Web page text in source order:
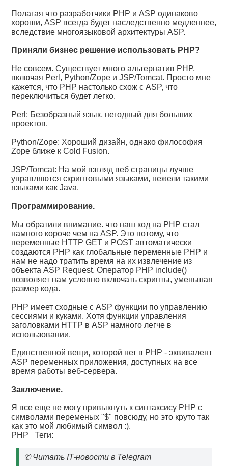
Полагая что разработчики PHP и ASP одинаково
хороши, ASP всегда будет наследственно медленнее,
вследствие многоязыковой архитектуры ASP.
Приняли бизнес решение использовать PHP?
Не совсем. Существует много альтернатив PHP,
включая Perl, Python/Zope и JSP/Tomcat. Просто мне
кажется, что PHP настолько схож с ASP, что
переключиться будет легко.
Perl: Безобразный язык, негодный для больших
проектов.
Python/Zope: Хороший дизайн, однако философия
Zope ближе к Cold Fusion.
JSP/Tomcat: На мой взгляд веб страницы лучше
управляются скриптовыми языками, нежели такими
языками как Java.
Программирование.
Мы обратили внимание. что наш код на РНР стал
намного короче чем на ASP. Это потому, что
переменные HTTP GET и POST автоматически
создаются РНР как глобальные переменные PHP и
нам не надо тратить время на их извлечение из
объекта ASP Request. Оператор PHP include()
позволяет нам условно включать скрипты, уменьшая
размер кода.
PHP имеет сходные с ASP функции по управлению
сессиями и куками. Хотя функции управления
заголовками HTTP в ASP намного легче в
использовании.
Единственной вещи, которой нет в PHP - эквивалент
ASP переменных приложения, доступных на все
время работы веб-сервера.
Заключение.
Я все еще не могу привыкнуть к синтаксису PHP с
символами переменых "$" повсюду, но это круто так
как это мой любимый символ :).
PHP Теги:
✆Читать IT-новости в Telegram